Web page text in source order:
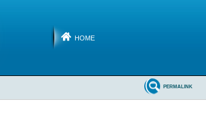
HOME
PERMALINK